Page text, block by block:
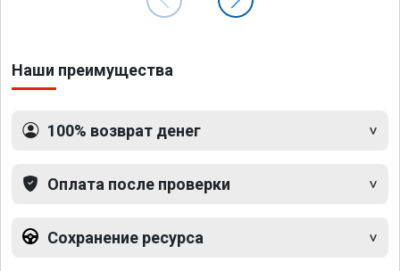
Наши преимущества
100% возврат денег
Оплата после проверки
Сохранение ресурса